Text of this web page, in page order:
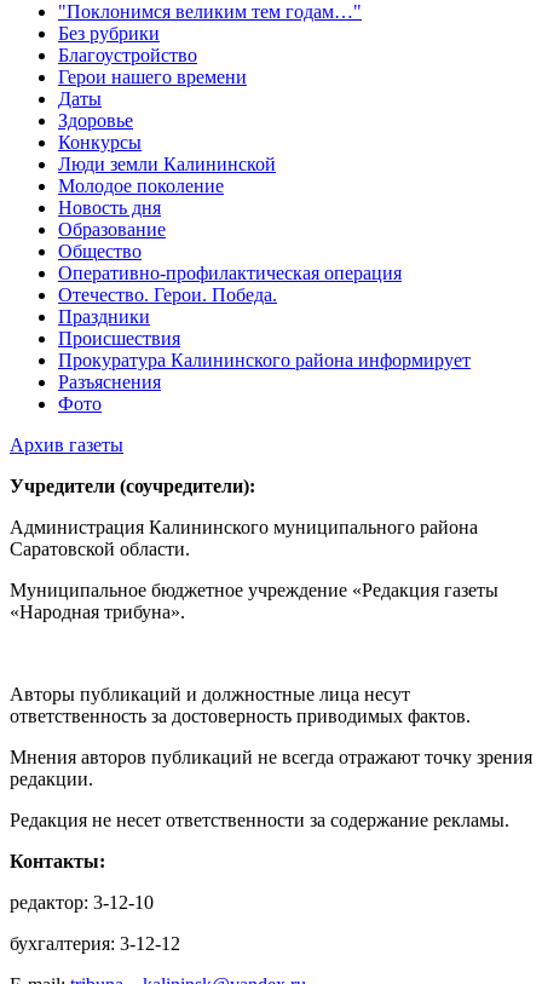
"Поклонимся великим тем годам…"
Без рубрики
Благоустройство
Герои нашего времени
Даты
Здоровье
Конкурсы
Люди земли Калининской
Молодое поколение
Новость дня
Образование
Общество
Оперативно-профилактическая операция
Отечество. Герои. Победа.
Праздники
Происшествия
Прокуратура Калининского района информирует
Разъяснения
Фото
Архив газеты
Учредители (соучредители):
Администрация Калининского муниципального района
Саратовской области.
Муниципальное бюджетное учреждение «Редакция газеты
«Народная трибуна».
Авторы публикаций и должностные лица несут
ответственность за достоверность приводимых фактов.
Мнения авторов публикаций не всегда отражают точку зрения
редакции.
Редакция не несет ответственности за содержание рекламы.
Контакты:
редактор: 3-12-10
бухгалтерия: 3-12-12